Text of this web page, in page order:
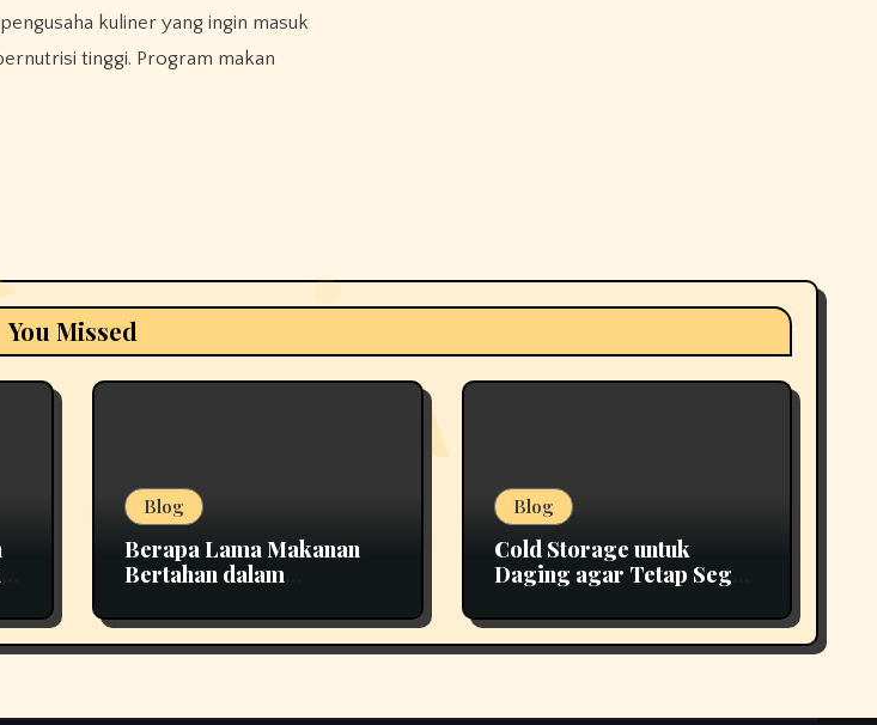
kuliner yang ingin masuk
tinggi. Program makan
You Missed
Blog
Berapa Lama Makanan
Bertahan dalam
Blog
Cold Storage untuk
Daging agar Tetap Segar